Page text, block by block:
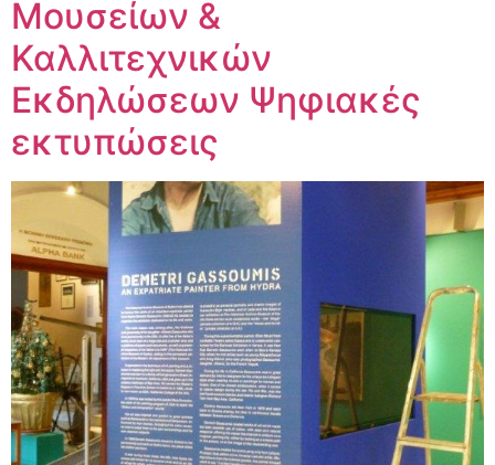
Μουσείων &
Καλλιτεχνικών
Εκδηλώσεων Ψηφιακές
εκτυπώσεις